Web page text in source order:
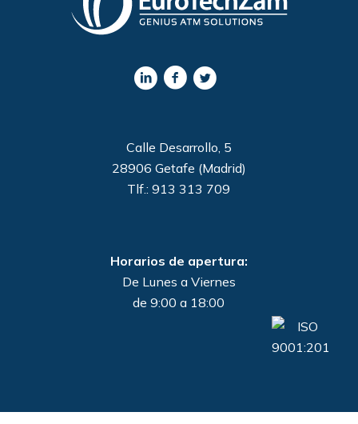
Calle Desarrollo, 5
28906 Getafe (Madrid)
Tlf.: 913 313 709
Horarios de apertura:
De Lunes a Viernes
de 9:00 a 18:00